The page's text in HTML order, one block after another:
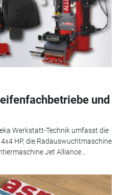
und
Werkstatt-Technik umfasst die
HP, die Radauswuchtmaschine
Jet Alliance...